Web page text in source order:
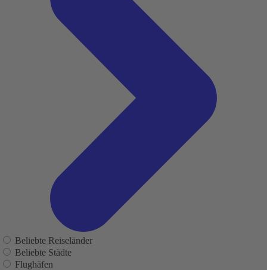
Beliebte Reiseländer
Beliebte Städte
Flughäfen